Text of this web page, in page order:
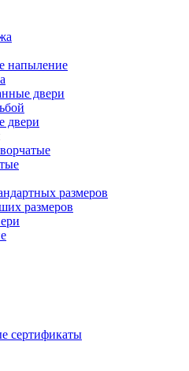
напыление
двери
двери
размеров
размеров
сертификаты